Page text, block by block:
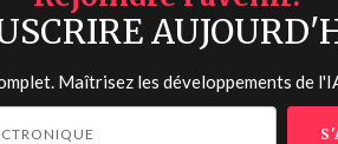
Maîtrisez les développements de